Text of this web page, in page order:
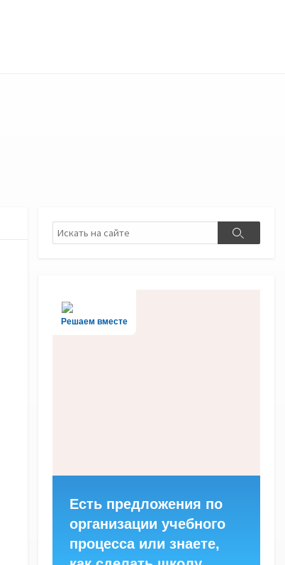
Поиск
Поиск
Решаем вместе
Есть предложения по
организации учебного
процесса или знаете,